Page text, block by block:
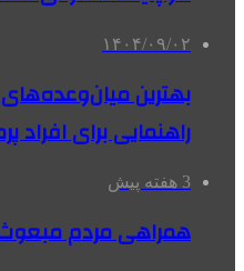
۱۴۰۴/۰۹/۰۲
بهترین
راهنمایی برای افراد
3 هفته پیش
همراهی مردم